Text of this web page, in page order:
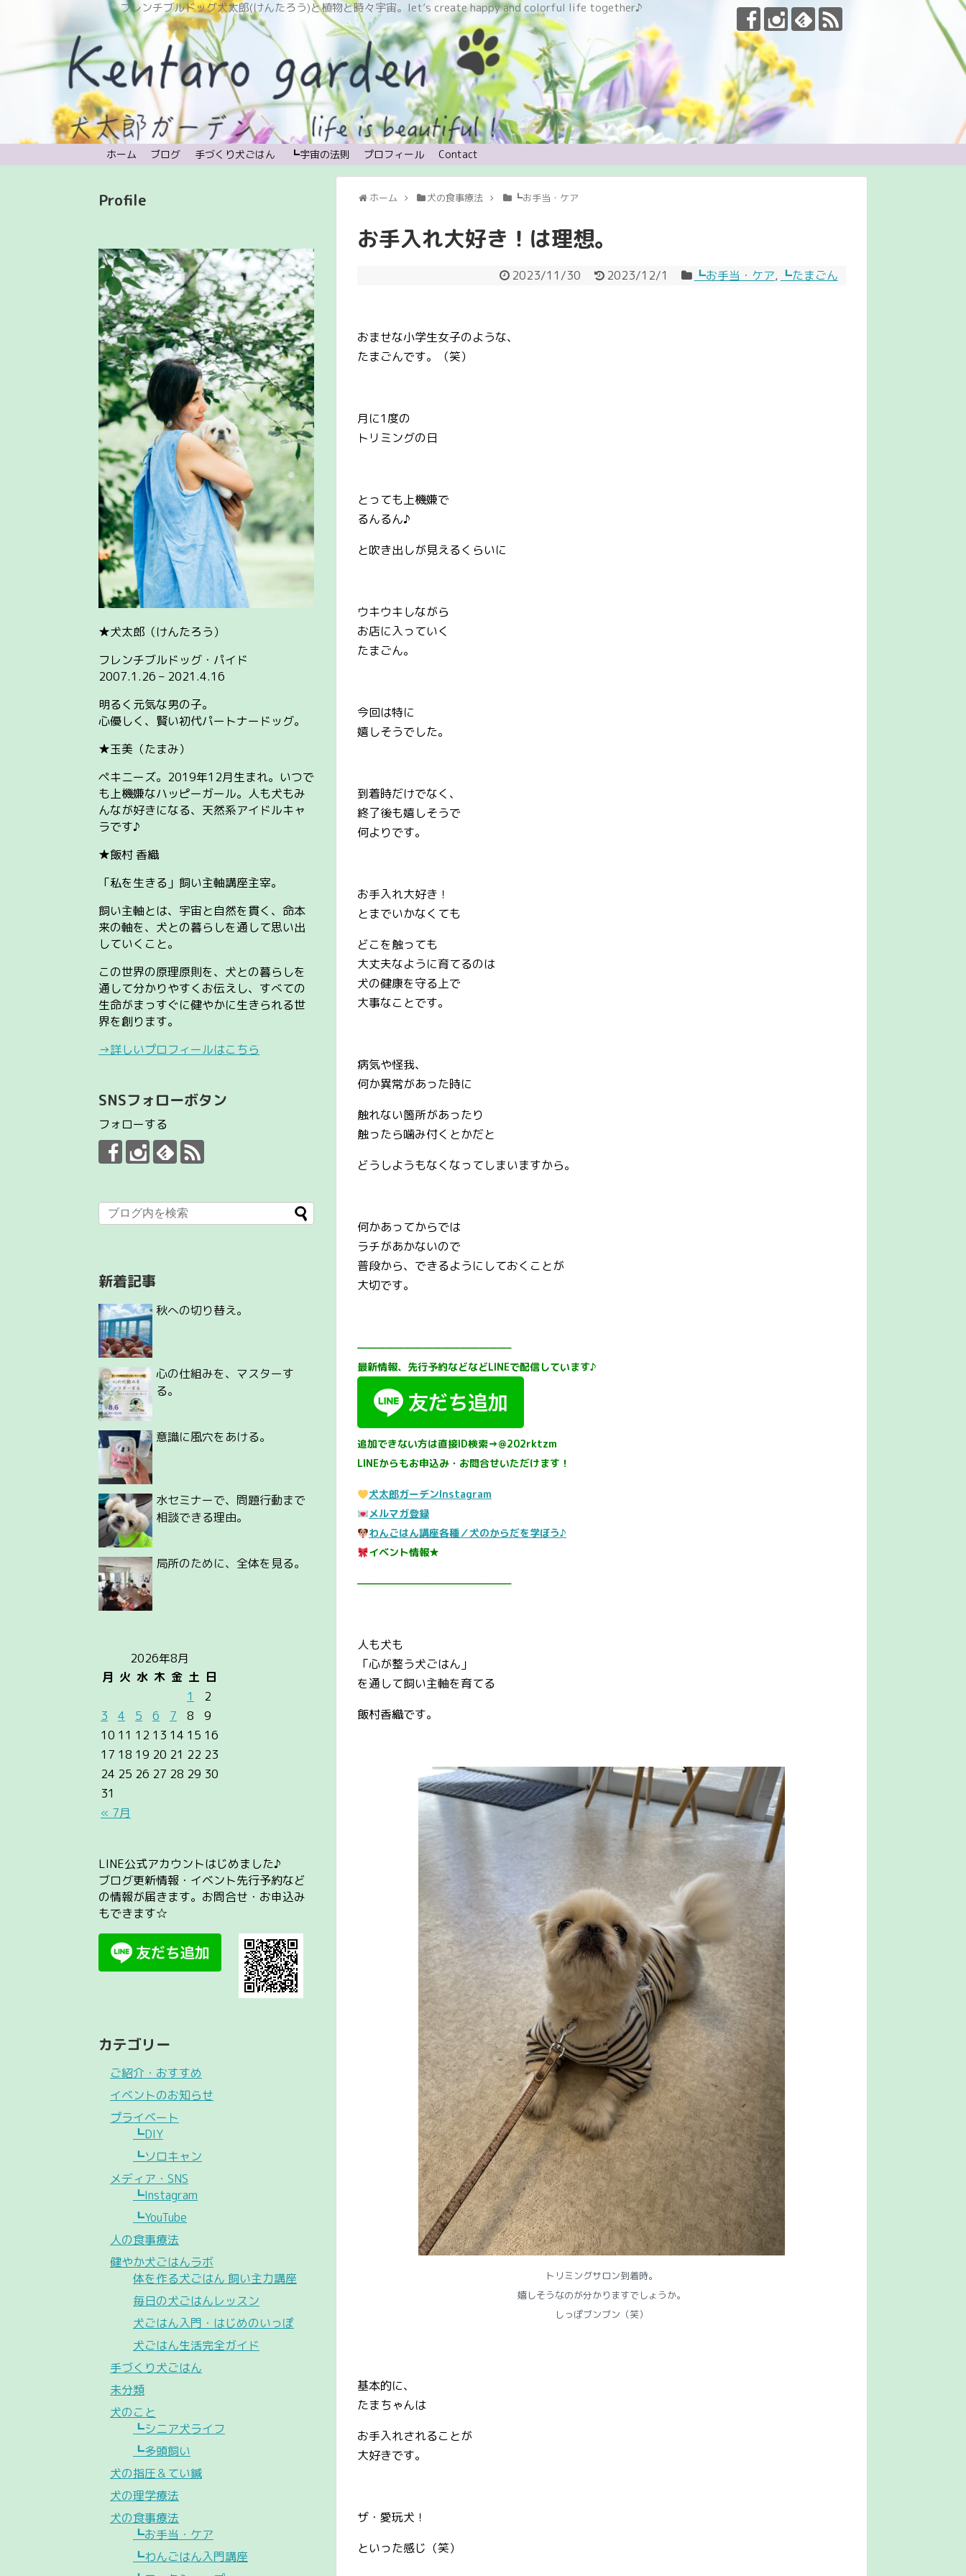
フレンチブルドッグ犬太郎(けんたろう)と植物と時々宇宙。let’s create happy and colorful life together♪
ホーム ブログ 手づくり犬ごはん ┗宇宙の法則 プロフィール Contact
ホーム 犬の食事療法 ┗お手当・ケア
お手入れ大好き！は理想。
2023/11/30 2023/12/1 ┗お手当・ケア, ┗たまごん
おませな小学生女子のような、
たまごんです。（笑）
月に1度の
トリミングの日
とっても上機嫌で
るんるん♪
と吹き出しが見えるくらいに
ウキウキしながら
お店に入っていく
たまごん。
今回は特に
嬉しそうでした。
到着時だけでなく、
終了後も嬉しそうで
何よりです。
お手入れ大好き！
とまでいかなくても
どこを触っても
大丈夫なように育てるのは
犬の健康を守る上で
大事なことです。
病気や怪我、
何か異常があった時に
触れない箇所があったり
触ったら噛み付くとかだと
どうしようもなくなってしまいますから。
何かあってからでは
ラチがあかないので
普段から、できるようにしておくことが
大切です。
————————————————–
最新情報、先行予約などなどLINEで配信しています♪
追加できない方は直接ID検索→@202rktzm
LINEからもお申込み・お問合せいただけます！
犬太郎ガーデンInstagram
メルマガ登録
わんごはん講座各種／犬のからだを学ぼう♪
イベント情報★
————————————————–
人も犬も
「心が整う犬ごはん」
を通して飼い主軸を育てる
飯村香織です。
トリミングサロン到着時。
嬉しそうなのが分かりますでしょうか。
しっぽブンブン（笑）
基本的に、
たまちゃんは
お手入れされることが
大好きです。
ザ・愛玩犬！
といった感じ（笑）
Profile
★犬太郎（けんたろう）
フレンチブルドッグ・パイド
2007.1.26 – 2021.4.16
明るく元気な男の子。
心優しく、賢い初代パートナードッグ。
★玉美（たまみ）
ペキニーズ。2019年12月生まれ。いつで
も上機嫌なハッピーガール。人も犬もみ
んなが好きになる、天然系アイドルキャ
ラです♪
★飯村 香織
「私を生きる」飼い主軸講座主宰。
飼い主軸とは、宇宙と自然を貫く、命本
来の軸を、犬との暮らしを通して思い出
していくこと。
この世界の原理原則を、犬との暮らしを
通して分かりやすくお伝えし、すべての
生命がまっすぐに健やかに生きられる世
界を創ります。
→詳しいプロフィールはこちら
SNSフォローボタン
フォローする
新着記事
秋への切り替え。
心の仕組みを、マスターす
る。
意識に風穴をあける。
水セミナーで、問題行動まで
相談できる理由。
局所のために、全体を見る。
2026年8月
月 火 水 木 金 土 日
« 7月
1
2
3
4 5 6 7 8
9
10 11 12 13 14 15 16
17 18 19 20 21 22 23
24 25 26 27 28 29 30
31
LINE公式アカウントはじめました♪
ブログ更新情報・イベント先行予約など
の情報が届きます。お問合せ・お申込み
もできます☆
カテゴリー
ご紹介・おすすめ
イベントのお知らせ
プライベート
┗DIY
┗ソロキャン
メディア・SNS
┗Instagram
┗YouTube
人の食事療法
健やか犬ごはんラボ
体を作る犬ごはん 飼い主力講座
毎日の犬ごはんレッスン
犬ごはん入門・はじめのいっぽ
犬ごはん生活完全ガイド
手づくり犬ごはん
未分類
犬のこと
┗シニア犬ライフ
┗多頭飼い
犬の指圧＆てい鍼
犬の理学療法
犬の食事療法
┗お手当・ケア
┗わんごはん入門講座